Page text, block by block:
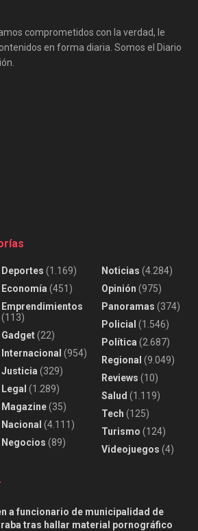
comprometidos con la verdad, le
en forma diaria. Somos el Diario
Deportes (1.169)
Economía (451)
Emprendimientos
(113)
Gadget(22)
Internacional (954)
Justicia (329)
Legal (1.289)
Magazine(35)
Nacional (4.111)
Negocios (89)
Noticias (4.284)
Opinión (975)
Panoramas (374)
Policial (1.546)
Política (2.687)
Regional (9.049)
Reviews (10)
Salud (1.119)
Tech (125)
Turismo (124)
Videojuegos (4)
a funcionario de municipalidad de
tras hallar material pornográfico